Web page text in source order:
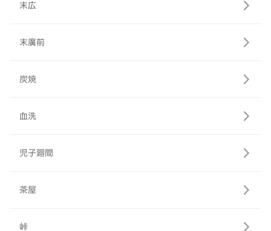
末広
末廣前
炭焼
血洗
児子廻間
茶屋
峠